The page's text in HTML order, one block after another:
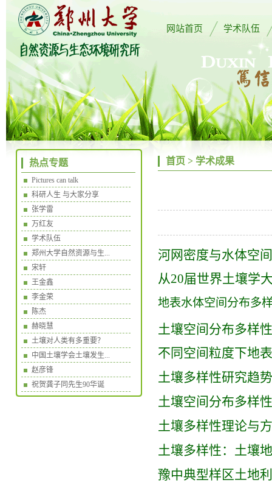
网站首页 学术队伍
热点专题
Pictures can talk
科研人生 与大家分享
张学雷
万红友
学术队伍
郑州大学自然资源与生...
宋轩
王金鑫
李金荣
陈杰
赫晓慧
土壤对人类有多重要？
中国土壤学会土壤发生...
赵彦锋
祝贺龚子同先生90华诞
首页 > 学术成果
河网密度与水体空
从20届世界土壤学
地表水体空间分布多
土壤空间分布多样
不同空间粒度下地
土壤多样性研究趋
土壤空间分布多样
土壤多样性理论与
土壤多样性：土壤
豫中典型样区土地